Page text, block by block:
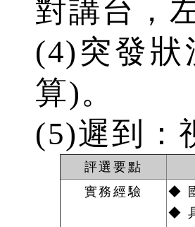
對講台，
(4)突發
算)。
(5)遲到：
評選要點
實務經驗
◆
◆